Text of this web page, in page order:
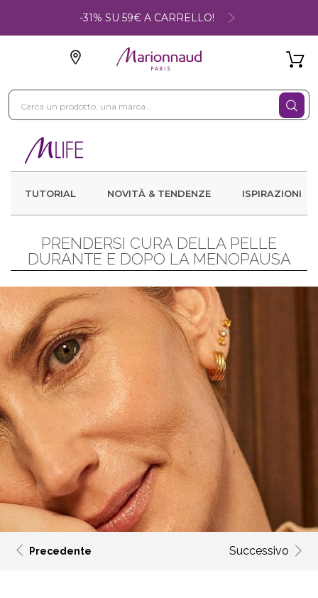
-31% SU 59€ A CARRELLO!
TUTORIAL NOVITÀ & TENDENZE ISPIRAZIONI
PRENDERSI CURA DELLA PELLE
DURANTE E DOPO LA MENOPAUSA
Precedente Successivo